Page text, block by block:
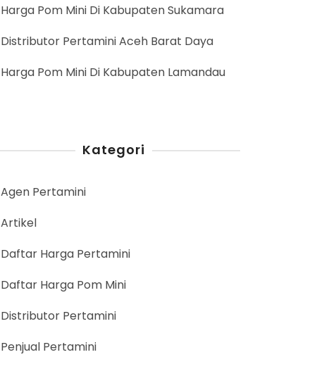
Harga Pom Mini Di Kabupaten Sukamara
Distributor Pertamini Aceh Barat Daya
Harga Pom Mini Di Kabupaten Lamandau
Kategori
Agen Pertamini
Artikel
Daftar Harga Pertamini
Daftar Harga Pom Mini
Distributor Pertamini
Penjual Pertamini